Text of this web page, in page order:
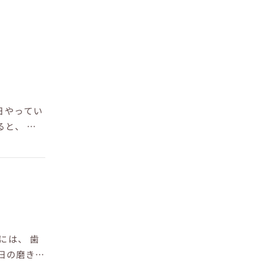
やってい
と、 気
は、 歯
の磨き方